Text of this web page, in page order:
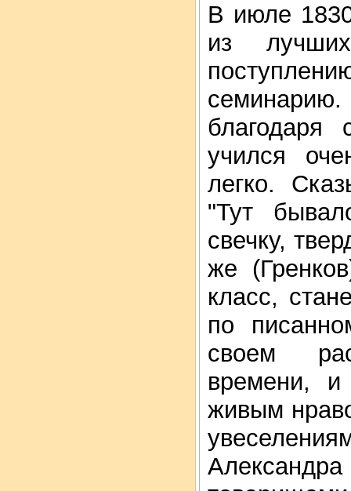
В июле
из
благодаря
учился
легко.
"Тут
свечку,
же
класс,
по
своем
времени,
живым